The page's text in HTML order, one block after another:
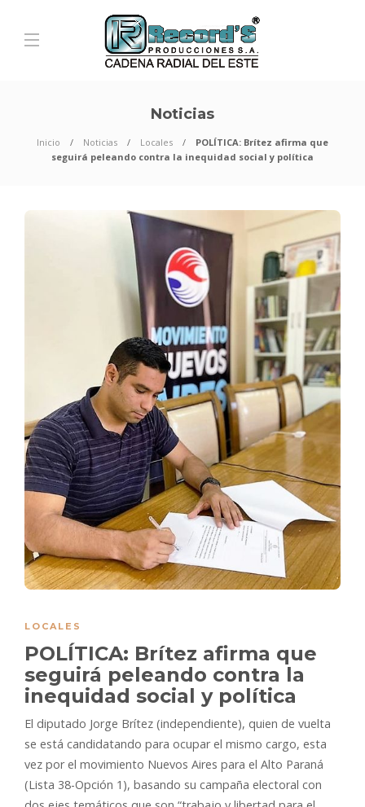
Noticias
Inicio Noticias Locales
POLÍTICA: Brítez afirma que
seguirá peleando contra la inequidad social y política
LOCALES
POLÍTICA: Brítez afirma que
seguirá peleando contra la
inequidad social y política
El diputado Jorge Brítez (independiente), quien de vuelta
se está candidatando para ocupar el mismo cargo, esta
vez por el movimiento Nuevos Aires para el Alto Paraná
(Lista 38-Opción 1), basando su campaña electoral con